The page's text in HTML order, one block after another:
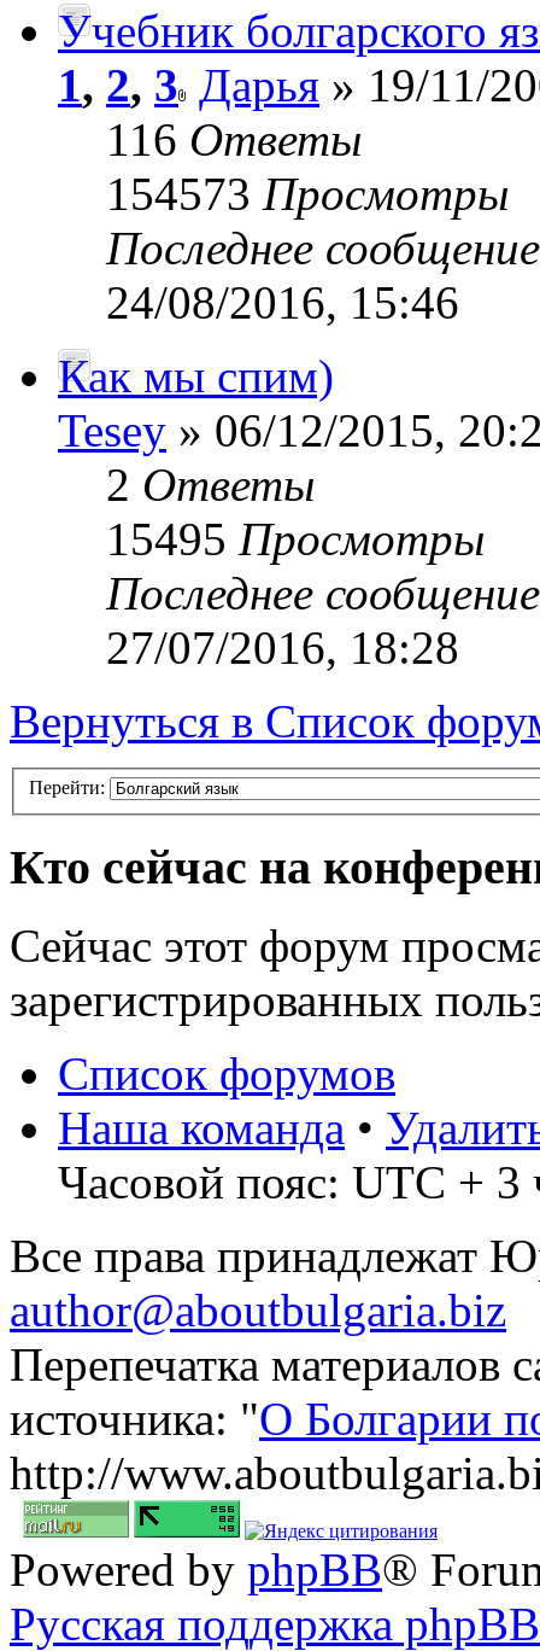
Учебник болгарского
1, 2, 3 Дарья » 19/11/
116 Ответы
154573 Просмотры
Последнее
24/08/2016, 15:46
Как мы спим)
Tesey » 06/12/2015,
2 Ответы
15495 Просмотры
Последнее
27/07/2016, 18:28
Вернуться в Список
Перейти:
Кто сейчас на
Сейчас этот форум
зарегистрированных
Список форумов
Наша команда •
Часовой пояс: UTC + 3
Все права принадлежат
author@aboutbulgaria.biz
Перепечатка материалов
источника: "О Болгарии
http://
Powered by phpBB®
Русская поддержка phpBB